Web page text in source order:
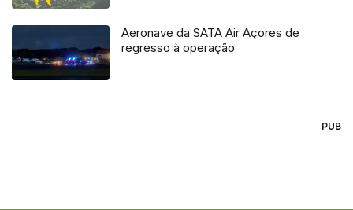
Aeronave da SATA Air Açores de
regresso à operação
PUB